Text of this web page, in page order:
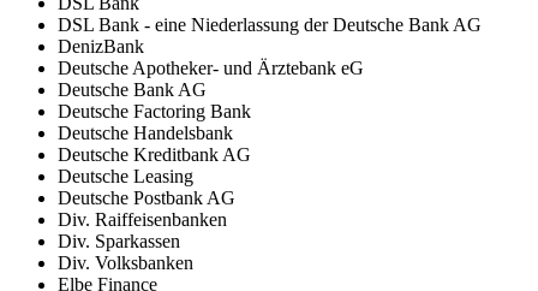
DSL Bank - eine Niederlassung der Deutsche Bank AG
DenizBank
Deutsche Apotheker- und Ärztebank eG
Deutsche Bank AG
Deutsche Factoring Bank
Deutsche Handelsbank
Deutsche Kreditbank AG
Deutsche Leasing
Deutsche Postbank AG
Div. Raiffeisenbanken
Div. Sparkassen
Div. Volksbanken
Elbe Finance